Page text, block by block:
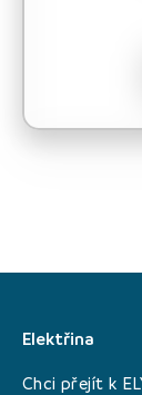
Elektřina
Chci přejít k